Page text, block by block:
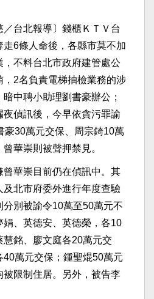
／台北報導〕錢櫃ＫＴＶ台
6條人命後，各縣市莫不加
不料台北市政府建管處公
2名負責電梯抽檢業務的涉
中聘小助理劉書豪辦公；
偵訊後，今早依貪污罪諭
豪30萬元交保、周宗錡10萬
華崇則被聲押禁見。
華崇目前仍在偵訊中。其
北市府委外進行年度查驗
別被諭令10萬至50萬元不
、英德安、英德榮，各10
銘、廖文庭各20萬元交
萬元交保；鍾聖焜50萬元
限制住居。另外，被告李